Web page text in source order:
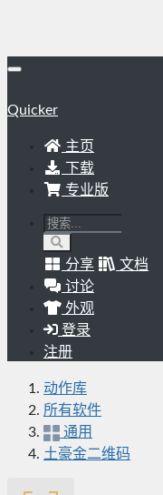
Quicker
主页
下载
专业版
分享
文档
讨论
外观
登录
注册
动作库
所有软件
通用
土豪金二维码